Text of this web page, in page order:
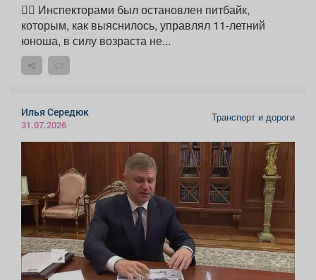
👮‍♂ Инспекторами был остановлен питбайк,
которым, как выяснилось, управлял 11-летний
юноша, в силу возраста не...
Илья Середюк
31.07.2026
Транспорт и дороги